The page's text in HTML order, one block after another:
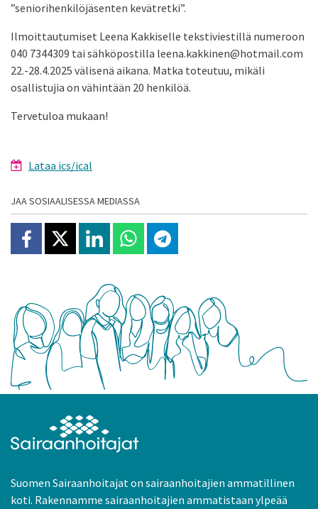
”seniorihenkilöjäsenten kevätretki”.
Ilmoittautumiset Leena Kakkiselle tekstiviestillä numeroon
040 7344309 tai sähköpostilla leena.kakkinen@hotmail.com
22.-28.4.2025 välisenä aikana. Matka toteutuu, mikäli
osallistujia on vähintään 20 henkilöä.
Tervetuloa mukaan!
Lataa ics/ical
JAA SOSIAALISESSA MEDIASSA
Jaa Facebookissa
Jaa X:ssäJaa Linkedinissä
Jaa Whatsappissa
Jaa Telegramissa
Suomen Sairaanhoitajat on sairaanhoitajien ammatillinen
koti. Rakennamme sairaanhoitajien ammatistaan ylpeää